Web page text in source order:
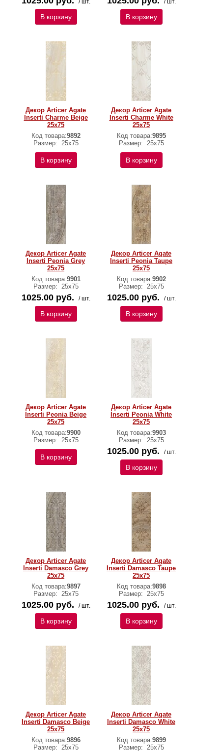
/ шт.
В корзину
/ шт.
В корзину
Декор Articer Agate
Inserti Charme Beige
25х75
Код товара:9892
Размер: 25х75
В корзину
Декор Articer Agate
Inserti Charme White
25х75
Код товара:9895
Размер: 25х75
В корзину
Декор Articer Agate
Inserti Peonia Grey
25х75
Код товара:9901
Размер: 25х75
1025.00 руб. / шт.
В корзину
Декор Articer Agate
Inserti Peonia Taupe
25х75
Код товара:9902
Размер: 25х75
1025.00 руб. / шт.
В корзину
Декор Articer Agate
Inserti Peonia Beige
25х75
Код товара:9900
Размер: 25х75
В корзину
Декор Articer Agate
Inserti Peonia White
25х75
Код товара:9903
Размер: 25х75
1025.00 руб. / шт.
В корзину
Декор Articer Agate
Inserti Damasco Grey
25х75
Код товара:9897
Размер: 25х75
1025.00 руб. / шт.
В корзину
Декор Articer Agate
Inserti Damasco Taupe
25х75
Код товара:9898
Размер: 25х75
1025.00 руб. / шт.
В корзину
Декор Articer Agate
Inserti Damasco Beige
25х75
Код товара:9896
Размер: 25х75
Декор Articer Agate
Inserti Damasco White
25х75
Код товара:9899
Размер: 25х75